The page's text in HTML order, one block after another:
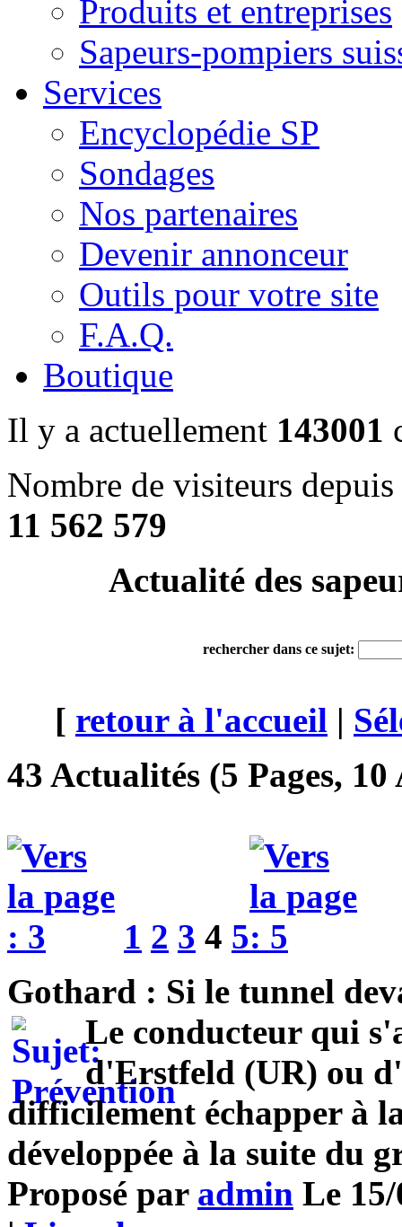
Produits et entreprises
Sapeurs-pompiers
Services
Encyclopédie SP
Sondages
Nos partenaires
Devenir annonceur
Outils pour votre site
F.A.Q.
Boutique
Il y a actuellement 143001
Nombre de visiteurs
11 562 579
Actualité des
rechercher dans ce sujet:
[ retour à l'accueil |
43 Actualités (5 Pages,
1 2 3 4 5
Gothard : Si le tunnel
Le conducteur qui
d'Erstfeld (UR) ou
difficilement échapper à
développée à la suite du
Proposé par admin Le